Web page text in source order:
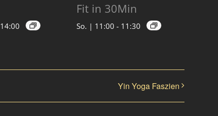
14:00
Fit in 30Min
So. | 11:00 - 11:30
Yin Yoga Faszien